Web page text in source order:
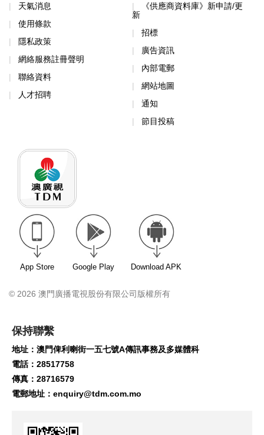
天氣消息
使用條款
隱私政策
網絡服務註冊聲明
聯絡資料
人才招聘
《供應商資料庫》新申請/更
新
招標
廣告資訊
內部電郵
網站地圖
通知
節目投稿
App Store Google Play Download APK
© 2026 澳門廣播電視股份有限公司版權所有
保持聯繫
地址：澳門俾利喇街一五七號A傳訊事務及多媒體科
電話：28517758
傳真：28716579
電郵地址： enquiry@tdm.com.mo